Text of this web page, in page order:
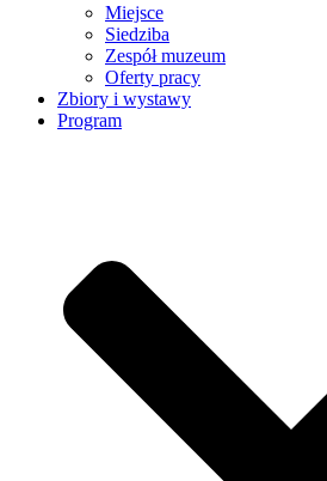
Miejsce
Siedziba
Zespół muzeum
Oferty pracy
Zbiory i wystawy
Program